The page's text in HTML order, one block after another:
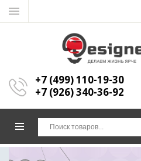
+7 (499) 110-19-30
+7 (926) 340-36-92